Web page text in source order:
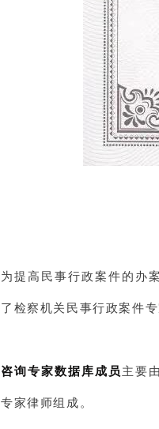
为提高民事行政案件的办
了检察机关民事行政案件专
咨询专家数据库成员 主要
专家律师组成。